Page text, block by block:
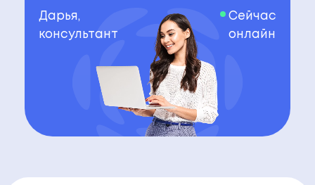
Дарья,
консультант
Сейчас
онлайн